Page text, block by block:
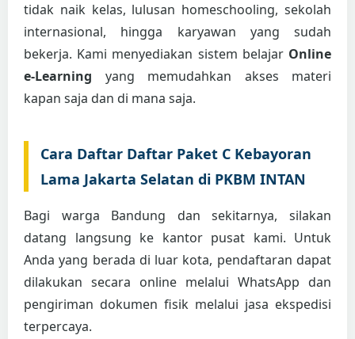
tidak naik kelas, lulusan homeschooling, sekolah
internasional, hingga karyawan yang sudah
bekerja. Kami menyediakan sistem belajar Online
e-Learning yang memudahkan akses materi
kapan saja dan di mana saja.
Cara Daftar Daftar Paket C Kebayoran
Lama Jakarta Selatan di PKBM INTAN
Bagi warga Bandung dan sekitarnya, silakan
datang langsung ke kantor pusat kami. Untuk
Anda yang berada di luar kota, pendaftaran dapat
dilakukan secara online melalui WhatsApp dan
pengiriman dokumen fisik melalui jasa ekspedisi
terpercaya.